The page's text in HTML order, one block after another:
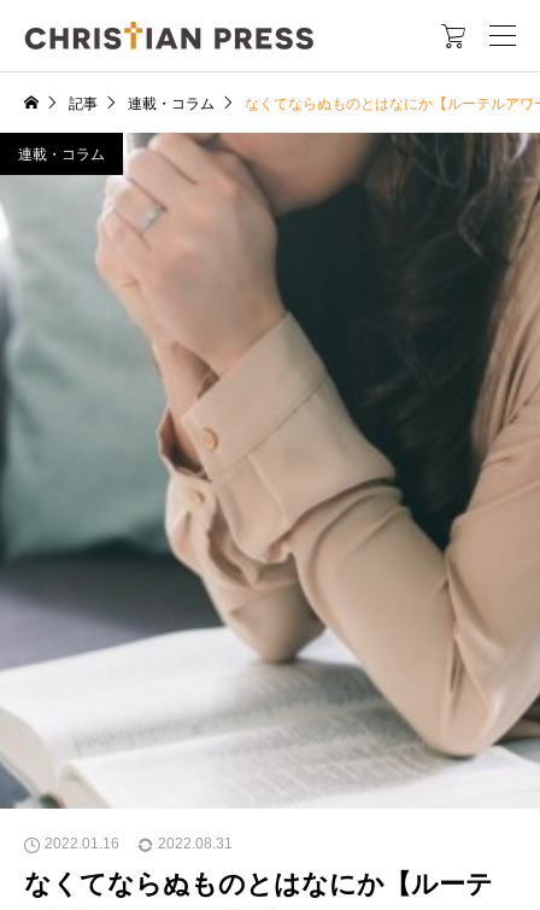

記事 連載・コラム なくてならぬものとはなにか【ルーテルアワ
連載・コラム
2022.01.16 2022.08.31
なくてならぬものとはなにか【ルーテ